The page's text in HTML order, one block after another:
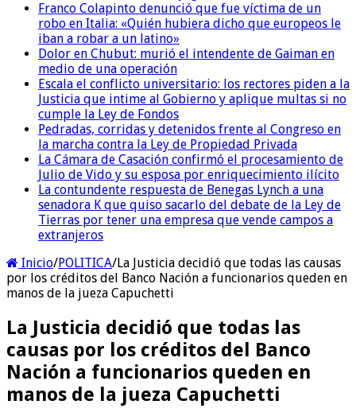
Franco Colapinto denunció que fue víctima de un
robo en Italia: «Quién hubiera dicho que europeos le
iban a robar a un latino»
Dolor en Chubut: murió el intendente de Gaiman en
medio de una operación
Escala el conflicto universitario: los rectores piden a la
Justicia que intime al Gobierno y aplique multas si no
cumple la Ley de Fondos
Pedradas, corridas y detenidos frente al Congreso en
la marcha contra la Ley de Propiedad Privada
La Cámara de Casación confirmó el procesamiento de
Julio de Vido y su esposa por enriquecimiento ilícito
La contundente respuesta de Benegas Lynch a una
senadora K que quiso sacarlo del debate de la Ley de
Tierras por tener una empresa que vende campos a
extranjeros
Inicio/POLITICA/La Justicia decidió que todas las causas
por los créditos del Banco Nación a funcionarios queden en
manos de la jueza Capuchetti
La Justicia decidió que todas las
causas por los créditos del Banco
Nación a funcionarios queden en
manos de la jueza Capuchetti